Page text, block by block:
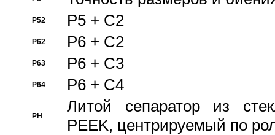
P52 P5 + C2
P62 P6 + C2
P63 P6 + C3
P64 P6 + C4
PH
Литой сепаратор из
PEEK, центрируемый по